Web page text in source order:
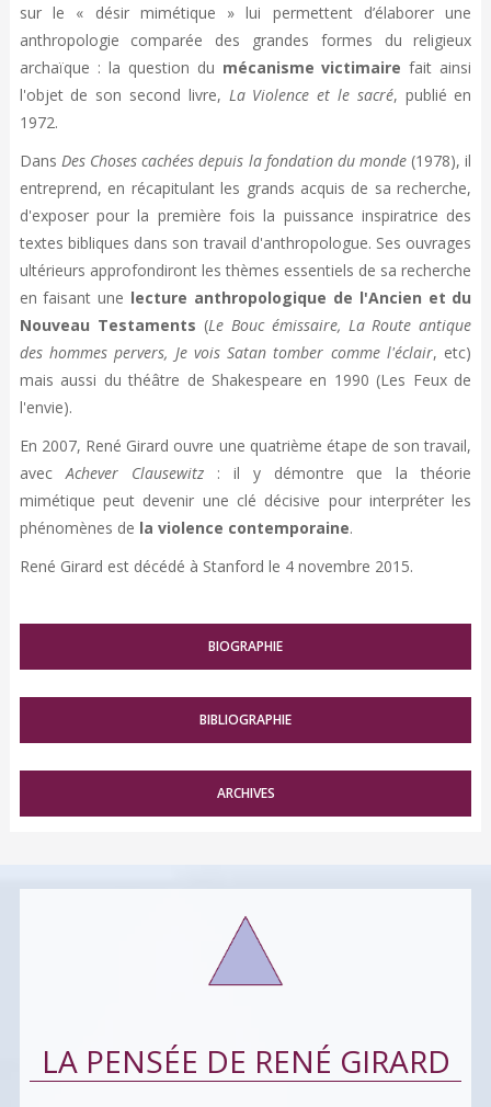
sur le « désir mimétique » lui permettent d’élaborer une
anthropologie comparée des grandes formes du religieux
archaïque : la question du mécanisme victimaire fait ainsi
l'objet de son second livre, La Violence et le sacré, publié en
1972.
Dans Des Choses cachées depuis la fondation du monde (1978), il
entreprend, en récapitulant les grands acquis de sa recherche,
d'exposer pour la première fois la puissance inspiratrice des
textes bibliques dans son travail d'anthropologue. Ses ouvrages
ultérieurs approfondiront les thèmes essentiels de sa recherche
en faisant une lecture anthropologique de l'Ancien et du
Nouveau Testaments (Le Bouc émissaire, La Route antique
des hommes pervers, Je vois Satan tomber comme l'éclair, etc)
mais aussi du théâtre de Shakespeare en 1990 (Les Feux de
l'envie).
En 2007, René Girard ouvre une quatrième étape de son travail,
avec Achever Clausewitz: il y démontre que la théorie
mimétique peut devenir une clé décisive pour interpréter les
phénomènes de la violence contemporaine.
René Girard est décédé à Stanford le 4 novembre 2015.
BIOGRAPHIE
BIBLIOGRAPHIE
ARCHIVES
LA PENSÉE DE RENÉ GIRARD